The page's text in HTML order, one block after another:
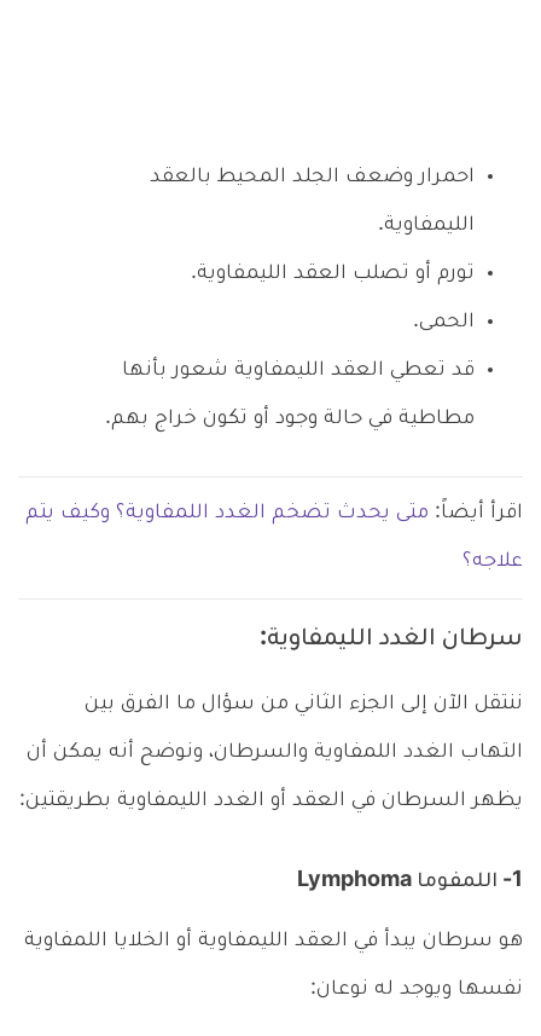
احمرار وضعف الجلد المحيط بالعقد
الليمفاوية.
تورم أو تصلب العقد الليمفاوية.
الحمى.
قد تعطي العقد الليمفاوية شعور بأنها
مطاطية في حالة وجود أو تكون خراج بهم.
اقرأ أيضاً: متى يحدث تضخم الغدد اللمفاوية؟ وكيف يتم
علاجه؟
سرطان الغدد الليمفاوية:
ننتقل الآن إلى الجزء الثاني من سؤال ما الفرق بين
التهاب الغدد اللمفاوية والسرطان، ونوضح أنه يمكن أن
يظهر السرطان في العقد أو الغدد الليمفاوية بطريقتين:
1- اللمفوما Lymphoma
هو سرطان يبدأ في العقد الليمفاوية أو الخلايا اللمفاوية
نفسها ويوجد له نوعان: